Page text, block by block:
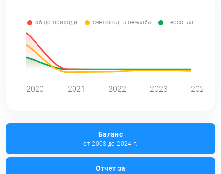
общо приходи счетоводна печалба персонал
2020 2021 2022 2023 2024
Баланс
от 2008 до 2024 г.
Отчет за